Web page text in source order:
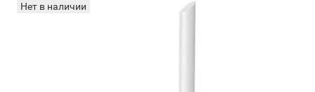
Нет в наличии